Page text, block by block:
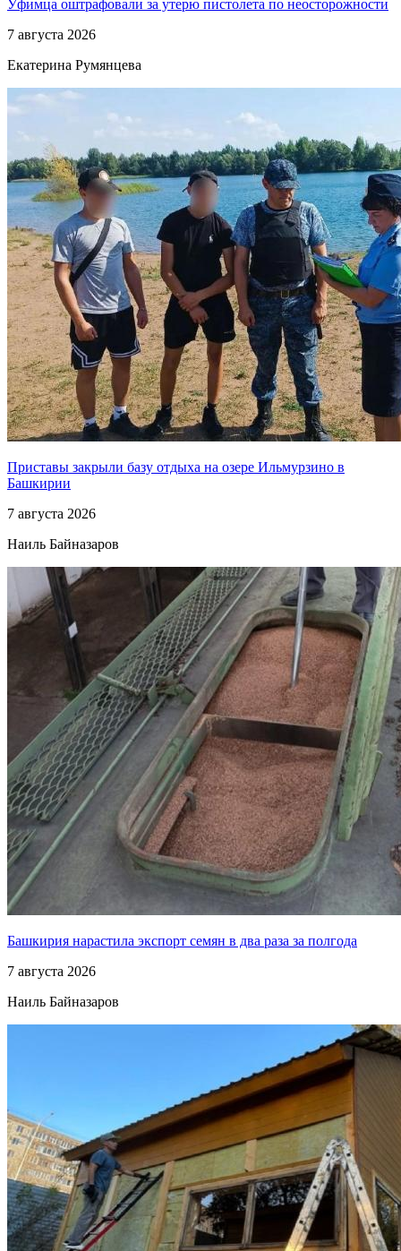
Уфимца оштрафовали за утерю пистолета по неосторожности
7 августа 2026
Екатерина Румянцева
Приставы закрыли базу отдыха на озере Ильмурзино в
Башкирии
7 августа 2026
Наиль Байназаров
Башкирия нарастила экспорт семян в два раза за полгода
7 августа 2026
Наиль Байназаров